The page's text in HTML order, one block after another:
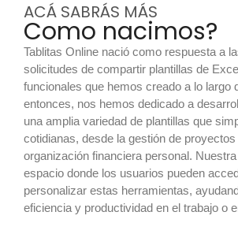
ACÁ SABRÁS MÁS
Como nacimos?
Tablitas Online nació como respuesta a
solicitudes de compartir plantillas de
funcionales que hemos creado a lo largo
entonces, nos hemos dedicado a
una amplia variedad de plantillas que
cotidianas, desde la gestión de
organización financiera personal.
espacio donde los usuarios pueden
personalizar estas herramientas,
eficiencia y productividad en el trabajo o